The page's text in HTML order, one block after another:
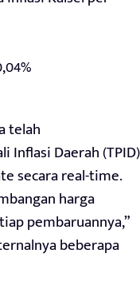
telah
Inflasi Daerah (TPID)
secara real-time.
harga
pembaruannya,”
beberapa